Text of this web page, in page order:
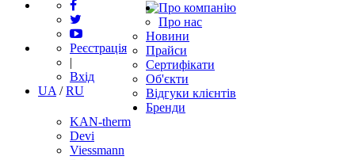
Реєстрація
|
Вхід
UA /RU
Про компанію
Про нас
Новини
Прайси
Сертифікати
Об'єкти
Відгуки клієнтів
Бренди
KAN-therm
Devi
Viessmann